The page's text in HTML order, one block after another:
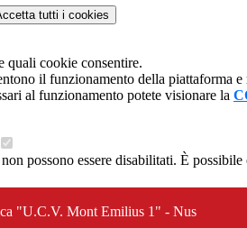
tutti i cookies
quali cookie consentire.
il funzionamento della piattaforma
al funzionamento potete visionare la
possono essere disabilitati. È
"U.C.V. Mont Emilius 1" - Nus